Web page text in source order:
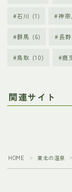
石川 (1) 神奈
群馬 (6) 長野
鳥取 (10) 鹿
関連サイト
HOME ＞ 東北の温泉 ＞